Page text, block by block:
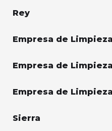
Rey
Empresa de
Empresa de
Empresa de
Sierra